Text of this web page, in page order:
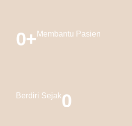
0+ Membantu Pasien
Berdiri Sejak0